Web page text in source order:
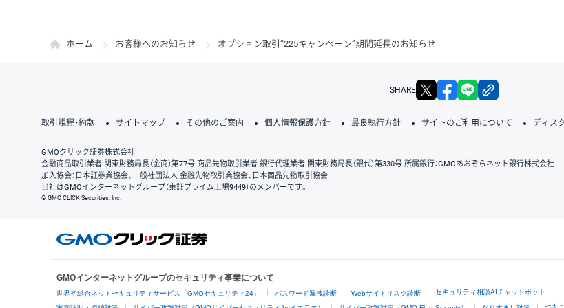
ホーム お客様へのお知らせ オプション取引“225キャンペーン”期間延長のお知らせ
SHARE X facebook
取引規程・約款 サイトマップ その他のご案内 個人情報保護方針 最良執行方針 サイトのご利用について ディス
GMOクリック証券株式会社
金融商品取引業者 関東財務局長（金商）第77号 商品先物取引業者 銀行代理業者 関東財務局長（銀代）第330号 所属銀行：GMOあおぞらネット銀行株式会社
加入協会：日本証券業協会、一般社団法人 金融先物取引業協会、日本商品先物取引協会
当社はGMOインターネットグループ（東証プライム上場9449）のメンバーです。
© GMO CLICK Securities, Inc.
GMOインターネットグループのセキュリティ事業について
世界初総合ネットセキュリティサービス「GMOセキュリティ24」 パスワード漏洩診断 Webサイトリスク診断 セキュリティ相談AIチャットボット